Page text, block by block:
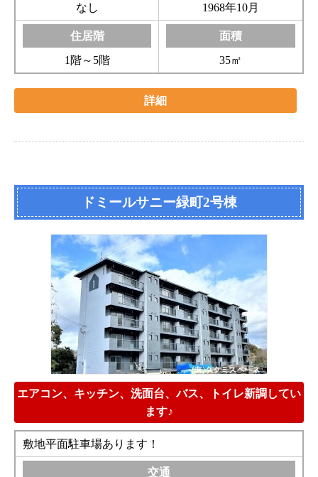
なし 1968年10月
1階～5階 35㎡
詳細
ドミールサニー緑町2号棟
エアコン、キッチン、洗面台、バス、トイレ新調してい
ます♪
敷地平面駐車場あります！